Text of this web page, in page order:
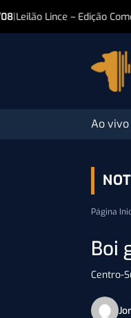
15 Anos 06/08|
Ao vivo
Página
Boi
Centro-